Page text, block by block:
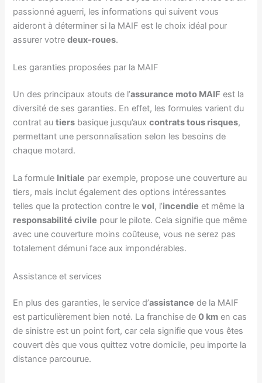
passionné aguerri, les informations qui suivent vous
aideront à déterminer si la MAIF est le choix idéal pour
assurer votredeux-roues.
Les garanties proposées par la MAIF
Un des principaux atouts de l’assurance moto MAIF est la
diversité de ses garanties. En effet, les formules varient du
contrat autiers basique jusqu’auxcontrats tous risques,
permettant une personnalisation selon les besoins de
chaque motard.
La formule Initiale par exemple, propose une couverture au
tiers, mais inclut également des options intéressantes
telles que la protection contre levol, l’incendie et même la
responsabilité civile pour le pilote. Cela signifie que même
avec une couverture moins coûteuse, vous ne serez pas
totalement démuni face aux impondérables.
Assistance et services
En plus des garanties, le service d’assistance de la MAIF
est particulièrement bien noté. La franchise de0 km en cas
de sinistre est un point fort, car cela signifie que vous êtes
couvert dès que vous quittez votre domicile, peu importe la
distance parcourue.